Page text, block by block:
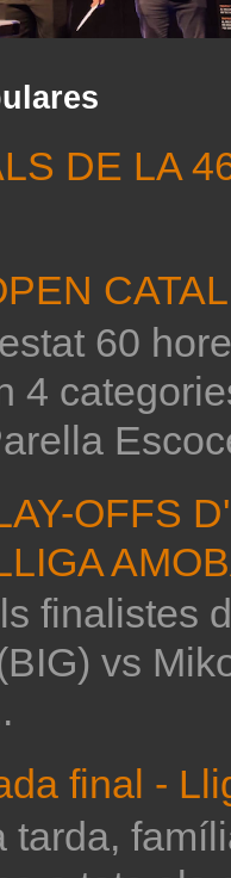
DE LA
60
4
OFFS
finalistes
vs
final -
tarda,